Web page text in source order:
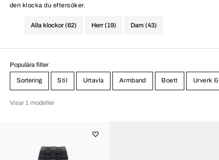
den klocka du eftersöker.
Alla klockor (62) Herr (19) Dam (43)
Populära filter
Sortering Stil Urtavla Armband Boett Urverk
Visar 1 modeller